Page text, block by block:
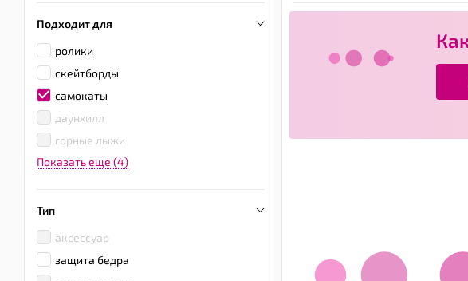
Подходит для
ролики
скейтборды
самокаты
даунхилл
горные лыжи
Показать еще (4)
Тип
аксессуар
защита бедра